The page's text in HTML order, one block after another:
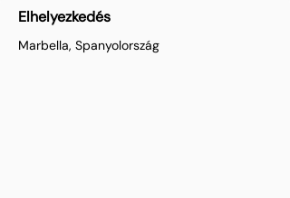
Elhelyezkedés
Marbella, Spanyolország